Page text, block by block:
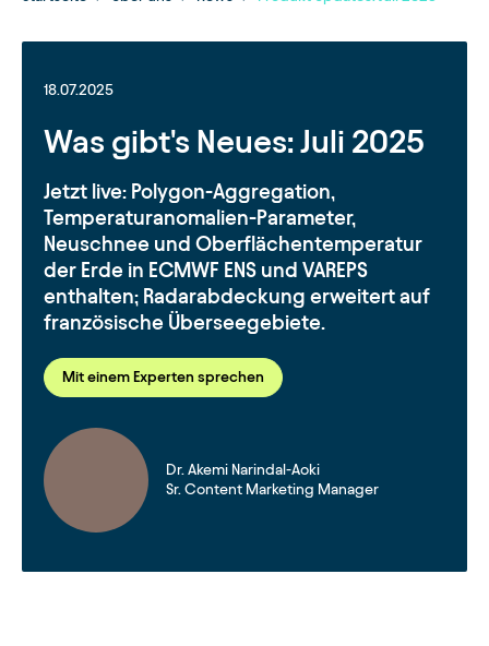
18.07.2025
Was gibt's Neues: Juli 2025
Jetzt live: Polygon-Aggregation,
Temperaturanomalien-Parameter,
Neuschnee und Oberflächentemperatur
der Erde in ECMWF ENS und VAREPS
enthalten; Radarabdeckung erweitert auf
französische Überseegebiete.
Mit einem Experten sprechen
Dr. Akemi Narindal-Aoki
Sr. Content Marketing Manager